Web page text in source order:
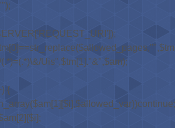
Uis",$tm[1]."&",$am);
{